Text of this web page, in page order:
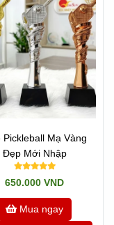
Pickleball Mạ Vàng
Đẹp Mới Nhập
650.000 VND
Mua ngay